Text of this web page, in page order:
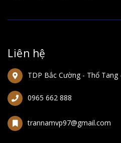
Liên hệ
TDP Bắc Cường - Thổ Tang
0965 662 888
trannamvp97@gmail.com